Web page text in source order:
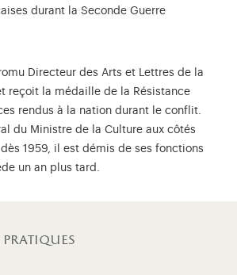
durant la Seconde Guerre
Directeur des Arts et Lettres de la
reçoit la médaille de la Résistance
rendus à la nation durant le conflit.
du Ministre de la Culture aux côtés
dès 1959, il est démis de ses fonctions
un an plus tard.